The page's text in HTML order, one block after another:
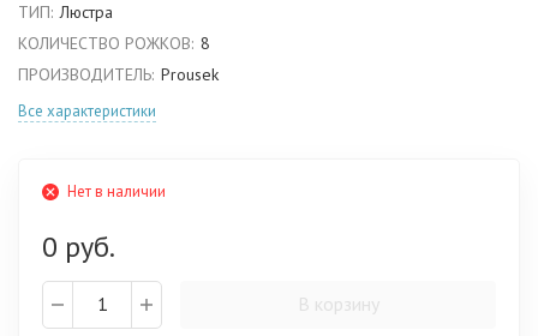
ТИП: Люстра
КОЛИЧЕСТВО РОЖКОВ: 8
ПРОИЗВОДИТЕЛЬ: Prousek
Все характеристики
Нет в наличии
0 руб.
В корзину